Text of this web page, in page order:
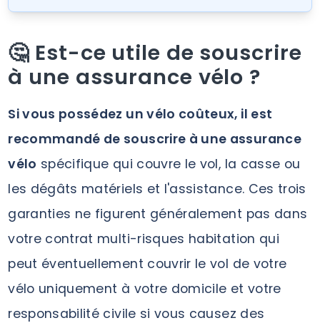
🤔 Est-ce utile de souscrire
à une assurance vélo ?
Si vous possédez un vélo coûteux, il est
recommandé de souscrire à une assurance
vélo spécifique qui couvre le vol, la casse ou
les dégâts matériels et l'assistance. Ces trois
garanties ne figurent généralement pas dans
votre contrat multi-risques habitation qui
peut éventuellement couvrir le vol de votre
vélo uniquement à votre domicile et votre
responsabilité civile si vous causez des